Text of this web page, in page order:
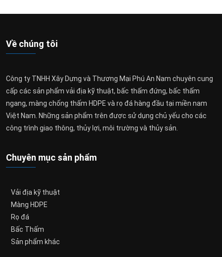
Về chúng tôi
Công ty TNHH Xây Dựng và Thương Mại Phú An Nam chuyên cung
cấp các sản phẩm vải địa kỹ thuật, bấc thấm đứng, bấc thấm
ngang, màng chống thấm HDPE và rọ đá hàng đầu tại miền nam
Việt Nam. Những sản phẩm trên được sử dụng chủ yếu cho các
công trình giao thông, thủy lợi, môi trường và thủy sản.
Chuyên mục sản phẩm
Vải địa kỹ thuật
Màng HDPE
Rọ đá
Bấc Thấm
Sản phẩm khác